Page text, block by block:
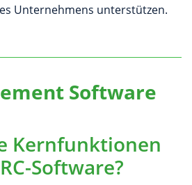
Unternehmens unterstützen.
Software
Kernfunktionen
Software?